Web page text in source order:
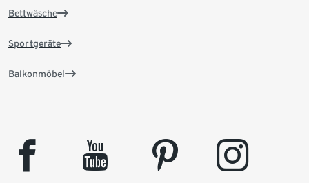
Bettwäsche
Sportgeräte
Balkonmöbel
facebook youtube pinterest instagram